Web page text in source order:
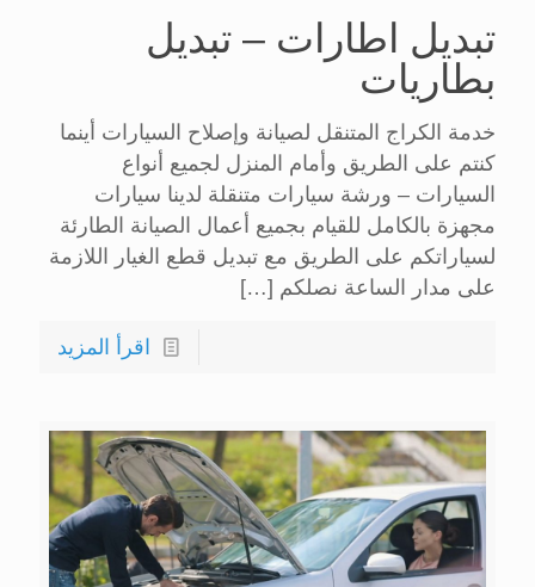
تبديل اطارات – تبديل
بطاريات
خدمة الكراج المتنقل لصيانة وإصلاح السيارات أينما
كنتم على الطريق وأمام المنزل لجميع أنواع
السيارات – ورشة سيارات متنقلة لدينا سيارات
مجهزة بالكامل للقيام بجميع أعمال الصيانة الطارئة
لسياراتكم على الطريق مع تبديل قطع الغيار اللازمة
على مدار الساعة نصلكم […]
اقرأ المزيد